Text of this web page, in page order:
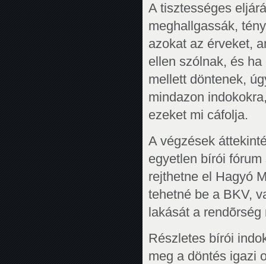
A tisztességes
meghallgassák,
azokat az érveket,
ellen szólnak, és
mellett döntenek,
mindazon
ezeket mi cáfolja.
A végzések
egyetlen bírói
rejthetne el Hagyó
tehetné be a BKV,
lakását a
Részletes bírói
meg a döntés igazi